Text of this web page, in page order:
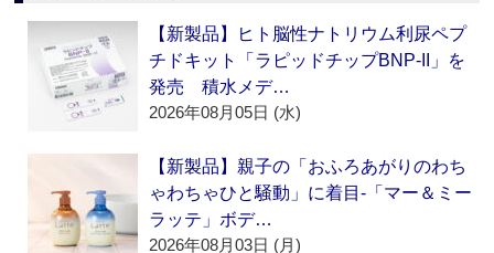
【新製品】ヒト脳性ナトリウム利尿ペプ
チドキット「ラピッドチップBNP-II」を
発売 積水メデ…
2026年08月05日 (水)
【新製品】親子の「おふろあがりのわち
ゃわちゃひと騒動」に着目‐「マー＆ミー
ラッテ」ボデ…
2026年08月03日 (月)